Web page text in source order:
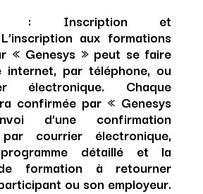
: Inscription et
L’inscription aux formations
« Genesys » peut se faire
par téléphone, ou
électronique. Chaque
confirmée par « Genesys
d’une confirmation
par courrier électronique,
détaillé et la
formation à retourner
ou son employeur.